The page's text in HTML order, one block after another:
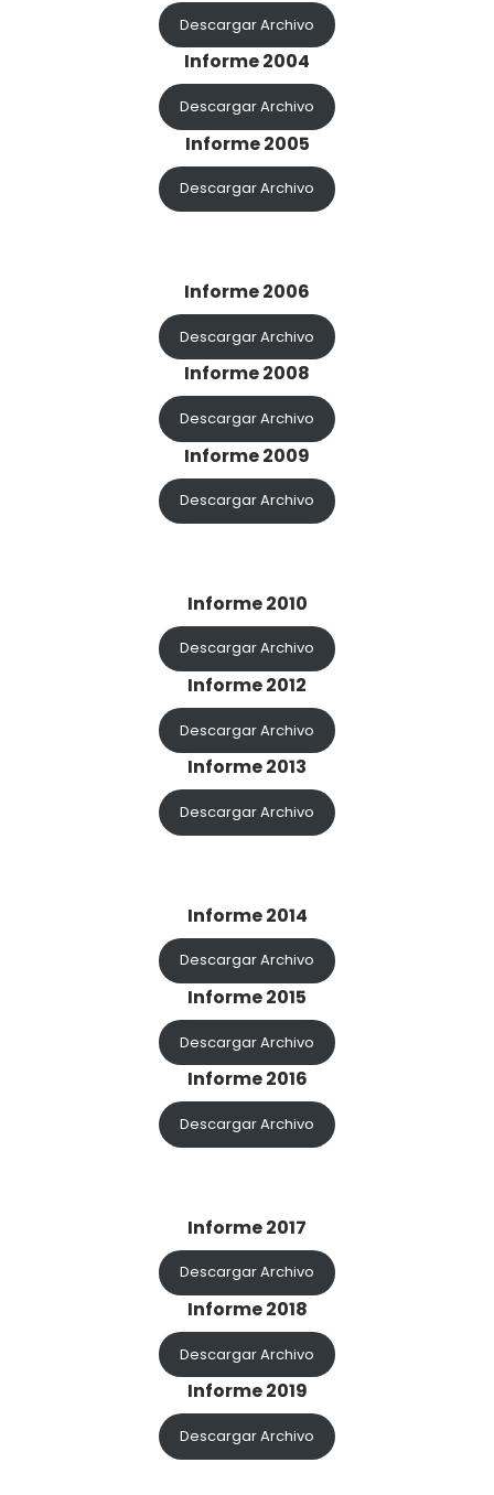
Descargar Archivo
Informe 2004
Descargar Archivo
Informe 2005
Descargar Archivo
Informe 2006
Descargar Archivo
Informe 2008
Descargar Archivo
Informe 2009
Descargar Archivo
Informe 2010
Descargar Archivo
Informe 2012
Descargar Archivo
Informe 2013
Descargar Archivo
Informe 2014
Descargar Archivo
Informe 2015
Descargar Archivo
Informe 2016
Descargar Archivo
Informe 2017
Descargar Archivo
Informe 2018
Descargar Archivo
Informe 2019
Descargar Archivo